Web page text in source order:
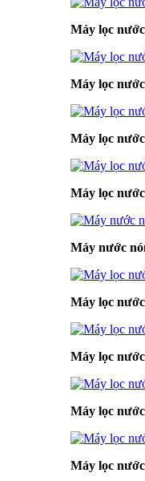
Máy lọc
Máy lọc
Máy lọc
Máy lọc
Máy nước
Máy lọc
Máy lọc
Máy lọc
Máy lọc